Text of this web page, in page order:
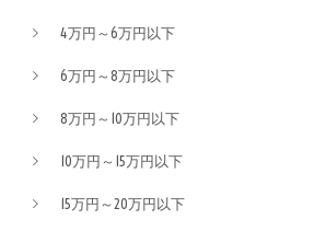
4万円～6万円以下
6万円～8万円以下
8万円～10万円以下
10万円～15万円以下
15万円～20万円以下